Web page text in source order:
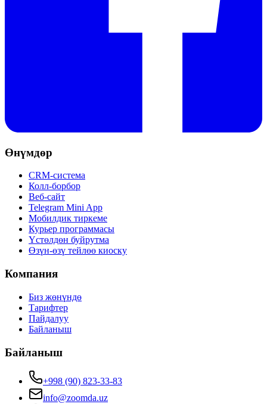
Өнүмдөр
CRM-система
Колл-борбор
Веб-сайт
Telegram Mini App
Мобилдик тиркеме
Курьер программасы
Үстөлдөн буйрутма
Өзүн-өзү тейлөө киоску
Компания
Биз жөнүндө
Тарифтер
Пайдалуу
Байланыш
Байланыш
+998 (90) 823-33-83
info@zoomda.uz